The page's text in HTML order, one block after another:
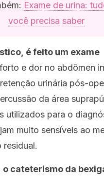
Exame de urina:
você precisa saber
é feito um exame
e dor no abdômen
urinária pós-
da área
utilizados para o
muito sensíveis ao
residual.
o cateterismo da